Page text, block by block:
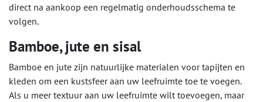
direct na aankoop een regelmatig onderhoudsschema te
volgen.
Bamboe, jute en sisal
Bamboe en jute zijn natuurlijke materialen voor tapijten en
kleden om een kustsfeer aan uw leefruimte toe te voegen.
Als u meer textuur aan uw leefruimte wilt toevoegen, maar